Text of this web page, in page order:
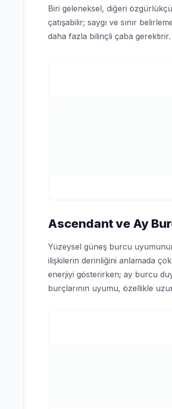
Biri geleneksel, diğeri
çatışabilir; saygı ve sınır
daha fazla bilinçli çaba gerektirir.
Ascendant ve Ay
Yüzeysel güneş burcu
ilişkilerin derinliğini anlamada
enerjiyi gösterirken; ay burcu
burçlarının uyumu, özellikle